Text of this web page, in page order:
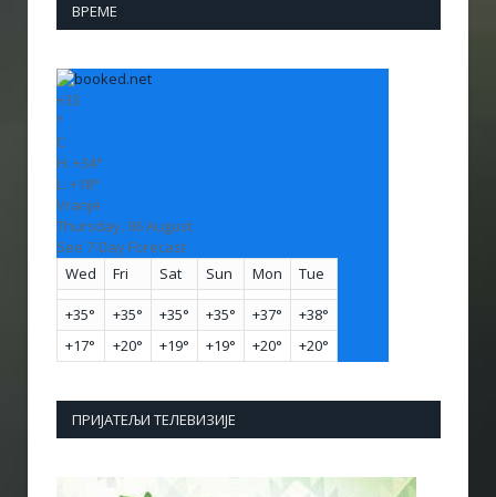
ВРЕМЕ
+33
°
C
H: +34°
L: +18°
Vranje
Thursday, 06 August
See 7-Day Forecast
Wed
Fri Sat Sun Mon Tue
+35° +35° +35° +35° +37° +38°
+17° +20° +19° +19° +20° +20°
ПРИЈАТЕЉИ ТЕЛЕВИЗИЈЕ